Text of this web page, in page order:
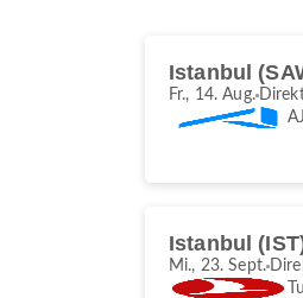
Istanbul
Fr., 14. Aug.
Istanbul
Mi., 23. Sept.